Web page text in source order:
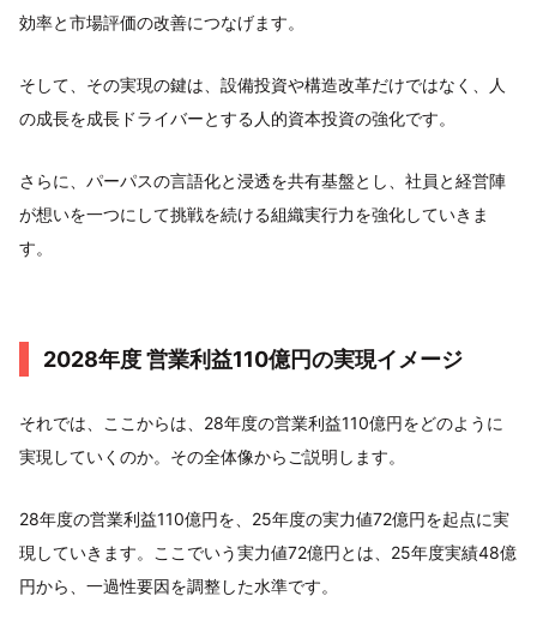
効率と市場評価の改善につなげます。
そして、その実現の鍵は、設備投資や構造改革だけではなく、人
の成長を成長ドライバーとする人的資本投資の強化です。
さらに、パーパスの言語化と浸透を共有基盤とし、社員と経営陣
が想いを一つにして挑戦を続ける組織実行力を強化していきま
す。
2028年度 営業利益110億円の実現イメージ
それでは、ここからは、28年度の営業利益110億円をどのように
実現していくのか。その全体像からご説明します。
28年度の営業利益110億円を、25年度の実力値72億円を起点に実
現していきます。ここでいう実力値72億円とは、25年度実績48億
円から、一過性要因を調整した水準です。